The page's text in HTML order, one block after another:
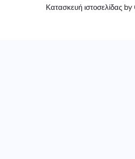
Κατασκευή ιστοσελίδας by